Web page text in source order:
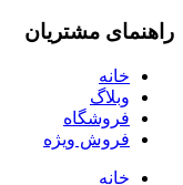
راهنمای مشتریان
خانه
وبلاگ
فروشگاه
فروش ویژه
خانه